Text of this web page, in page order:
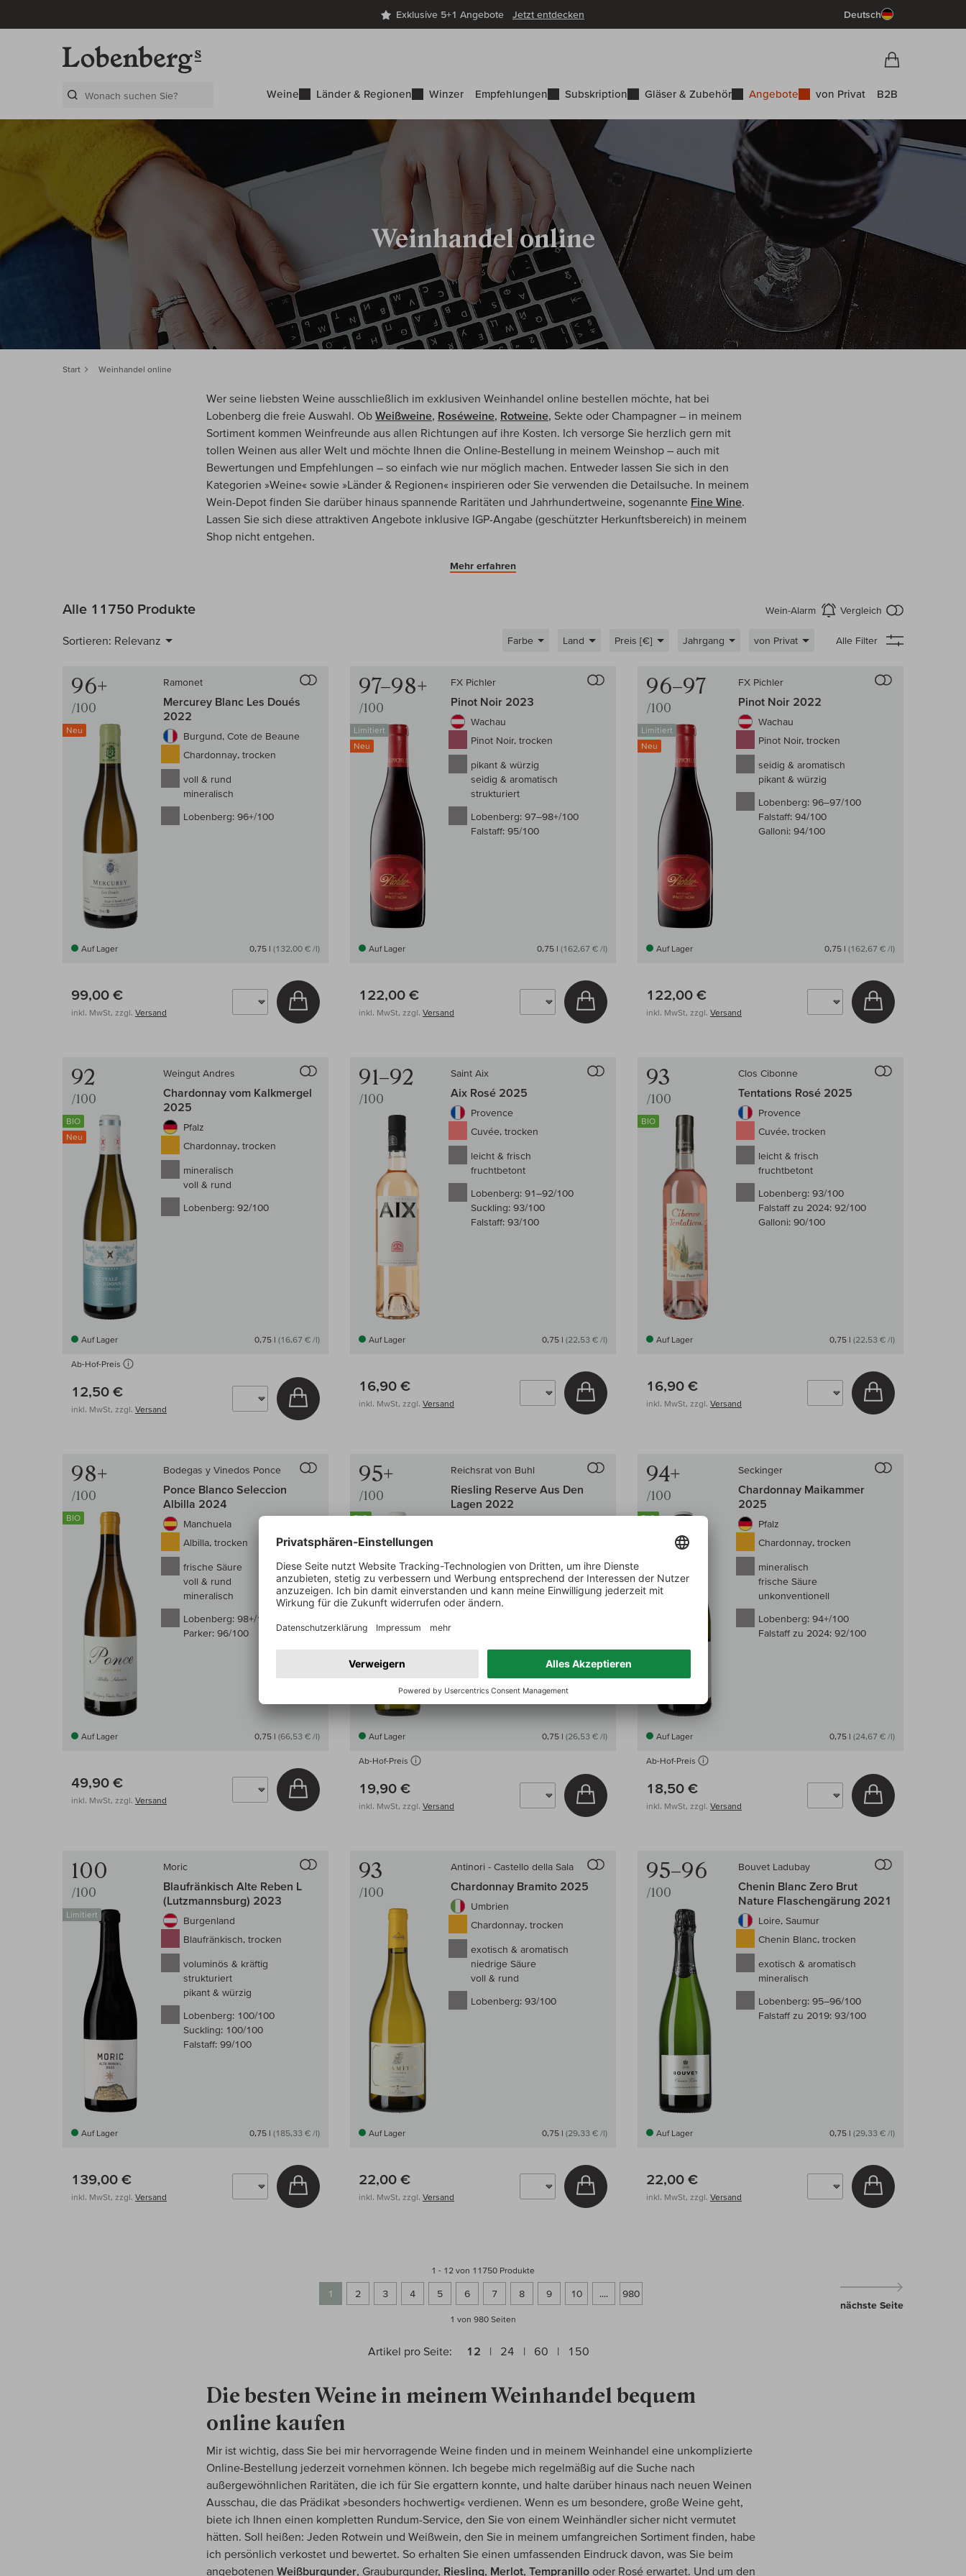
Exklusive 5+1 Angebote Jetzt entdecken Deutsch
Weine Länder & Regionen Winzer Empfehlungen Subskription Gläser & Zubehör Angebote von Privat B2B
Weinhandel online
Start Weinhandel online
Wer seine liebsten Weine ausschließlich im exklusiven Weinhandel online bestellen möchte, hat bei
Lobenberg die freie Auswahl. Ob Weißweine, Roséweine, Rotweine, Sekte oder Champagner – in meinem
Sortiment kommen Weinfreunde aus allen Richtungen auf ihre Kosten. Ich versorge Sie herzlich gern mit
tollen Weinen aus aller Welt und möchte Ihnen die Online-Bestellung in meinem Weinshop – auch mit
Bewertungen und Empfehlungen – so einfach wie nur möglich machen. Entweder lassen Sie sich in den
Kategorien »Weine« sowie »Länder & Regionen« inspirieren oder Sie verwenden die Detailsuche. In meinem
Wein-Depot finden Sie darüber hinaus spannende Raritäten und Jahrhundertweine, sogenannte Fine Wine.
Lassen Sie sich diese attraktiven Angebote inklusive IGP-Angabe (geschützter Herkunftsbereich) in meinem
Shop nicht entgehen.
Mehr erfahren
Alle 11750 Produkte Wein-Alarm
aktivieren Vergleich
Sortieren: Relevanz Farbe Land Preis [€] Jahrgang von Privat Alle Filter
96+
/100
Neu
Ramonet
Mercurey Blanc Les Doués
2022
Burgund, Cote de Beaune
Chardonnay, trocken
voll & rund
mineralisch
Lobenberg: 96+/100
Auf Lager 0,75 l (132,00 € /l)
99,00 €
inkl. MwSt, zzgl. Versand
In den Warenkorb
97–98+
/100
Limitiert
Neu
FX Pichler
Pinot Noir 2023
Wachau
Pinot Noir, trocken
pikant & würzig
seidig & aromatisch
strukturiert
Lobenberg: 97–98+/100
Falstaff: 95/100
Auf Lager 0,75 l (162,67 € /l)
122,00 €
inkl. MwSt, zzgl. Versand
In den Warenkorb
96–97
/100
Limitiert
Neu
FX Pichler
Pinot Noir 2022
Wachau
Pinot Noir, trocken
seidig & aromatisch
pikant & würzig
Lobenberg: 96–97/100
Falstaff: 94/100
Galloni: 94/100
Auf Lager 0,75 l (162,67 € /l)
122,00 €
inkl. MwSt, zzgl. Versand
In den
92
/100
BIO
Neu
Weingut Andres
Chardonnay vom Kalkmergel
2025
Pfalz
Chardonnay, trocken
mineralisch
voll & rund
Lobenberg: 92/100
Auf Lager 0,75 l (16,67 € /l)
Ab-Hof-Preis
12,50 €
inkl. MwSt, zzgl. Versand
In den Warenkorb
91–92
/100
Saint Aix
Aix Rosé 2025
Provence
Cuvée, trocken
leicht & frisch
fruchtbetont
Lobenberg: 91–92/100
Suckling: 93/100
Falstaff: 93/100
Auf Lager 0,75 l (22,53 € /l)
16,90 €
inkl. MwSt, zzgl. Versand
In den Warenkorb
93
/100
BIO
Clos Cibonne
Tentations Rosé 2025
Provence
Cuvée, trocken
leicht & frisch
fruchtbetont
Lobenberg: 93/100
Falstaff zu 2024: 92/100
Galloni: 90/100
Auf Lager 0,75 l (22,53 € /l)
16,90 €
inkl. MwSt, zzgl. Versand
In den
98+
/100
BIO
Bodegas y Vinedos Ponce
Ponce Blanco Seleccion
Albilla 2024
Manchuela
Albilla, trocken
frische Säure
voll & rund
mineralisch
Lobenberg: 98+/100
Parker: 96/100
Auf Lager 0,75 l (66,53 € /l)
49,90 €
inkl. MwSt, zzgl. Versand
In den Warenkorb
95+
/100
BIO
Reichsrat von Buhl
Riesling Reserve Aus Den
Lagen 2022
frische Säure
mineralisch
Lobenberg:
Auf Lager 0,75 l (26,53 € /l)
Ab-Hof-Preis
19,90 €
inkl. MwSt, zzgl. Versand
In den Warenkorb
94+
/100
BIO
Seckinger
Chardonnay Maikammer
2025
Pfalz
Chardonnay, trocken
mineralisch
frische Säure
unkonventionell
Lobenberg: 94+/100
Falstaff zu 2024: 92/100
Auf Lager 0,75 l (24,67 € /l)
Ab-Hof-Preis
18,50 €
inkl. MwSt, zzgl. Versand
In den
100
/100
Limitiert
Moric
Blaufränkisch Alte Reben L
(Lutzmannsburg) 2023
Burgenland
Blaufränkisch, trocken
voluminös & kräftig
strukturiert
pikant & würzig
Lobenberg: 100/100
Suckling: 100/100
Falstaff: 99/100
Auf Lager 0,75 l (185,33 € /l)
139,00 €
inkl. MwSt, zzgl. Versand
In den Warenkorb
93
/100
Antinori - Castello della Sala
Chardonnay Bramito 2025
Umbrien
Chardonnay, trocken
exotisch & aromatisch
niedrige Säure
voll & rund
Lobenberg: 93/100
Auf Lager 0,75 l (29,33 € /l)
22,00 €
inkl. MwSt, zzgl. Versand
In den Warenkorb
95–96
/100
Bouvet Ladubay
Chenin Blanc Zero Brut
Nature Flaschengärung 2021
Loire, Saumur
Chenin Blanc, trocken
exotisch & aromatisch
mineralisch
Lobenberg: 95–96/100
Falstaff zu 2019: 93/100
Auf Lager 0,75 l (29,33 € /l)
22,00 €
inkl. MwSt, zzgl. Versand
In den
1 - 12 von 11750 Produkte
1 2 3 4 5 6 7 8 9 10 ....
980
nächste Seite
1 von 980 Seiten
Artikel pro Seite: 12 24 60 150
Die besten Weine in meinem Weinhandel bequem
online kaufen
Mir ist wichtig, dass Sie bei mir hervorragende Weine finden und in meinem Weinhandel eine unkomplizierte
Online-Bestellung jederzeit vornehmen können. Ich begebe mich regelmäßig auf die Suche nach
außergewöhnlichen Raritäten, die ich für Sie ergattern konnte, und halte darüber hinaus nach neuen Weinen
Ausschau, die das Prädikat »besonders hochwertig« verdienen. Wenn es um besondere, große Weine geht,
biete ich Ihnen einen kompletten Rundum-Service, den Sie von einem Weinhändler sicher nicht vermutet
hätten. Soll heißen: Jeden Rotwein und Weißwein, den Sie in meinem umfangreichen Sortiment finden, habe
ich persönlich verkostet und bewertet. So erhalten Sie einen umfassenden Eindruck davon, was Sie beim
angebotenen Weißburgunder, Grauburgunder, Riesling, Merlot, Tempranillo oder Rosé erwartet. Und um den